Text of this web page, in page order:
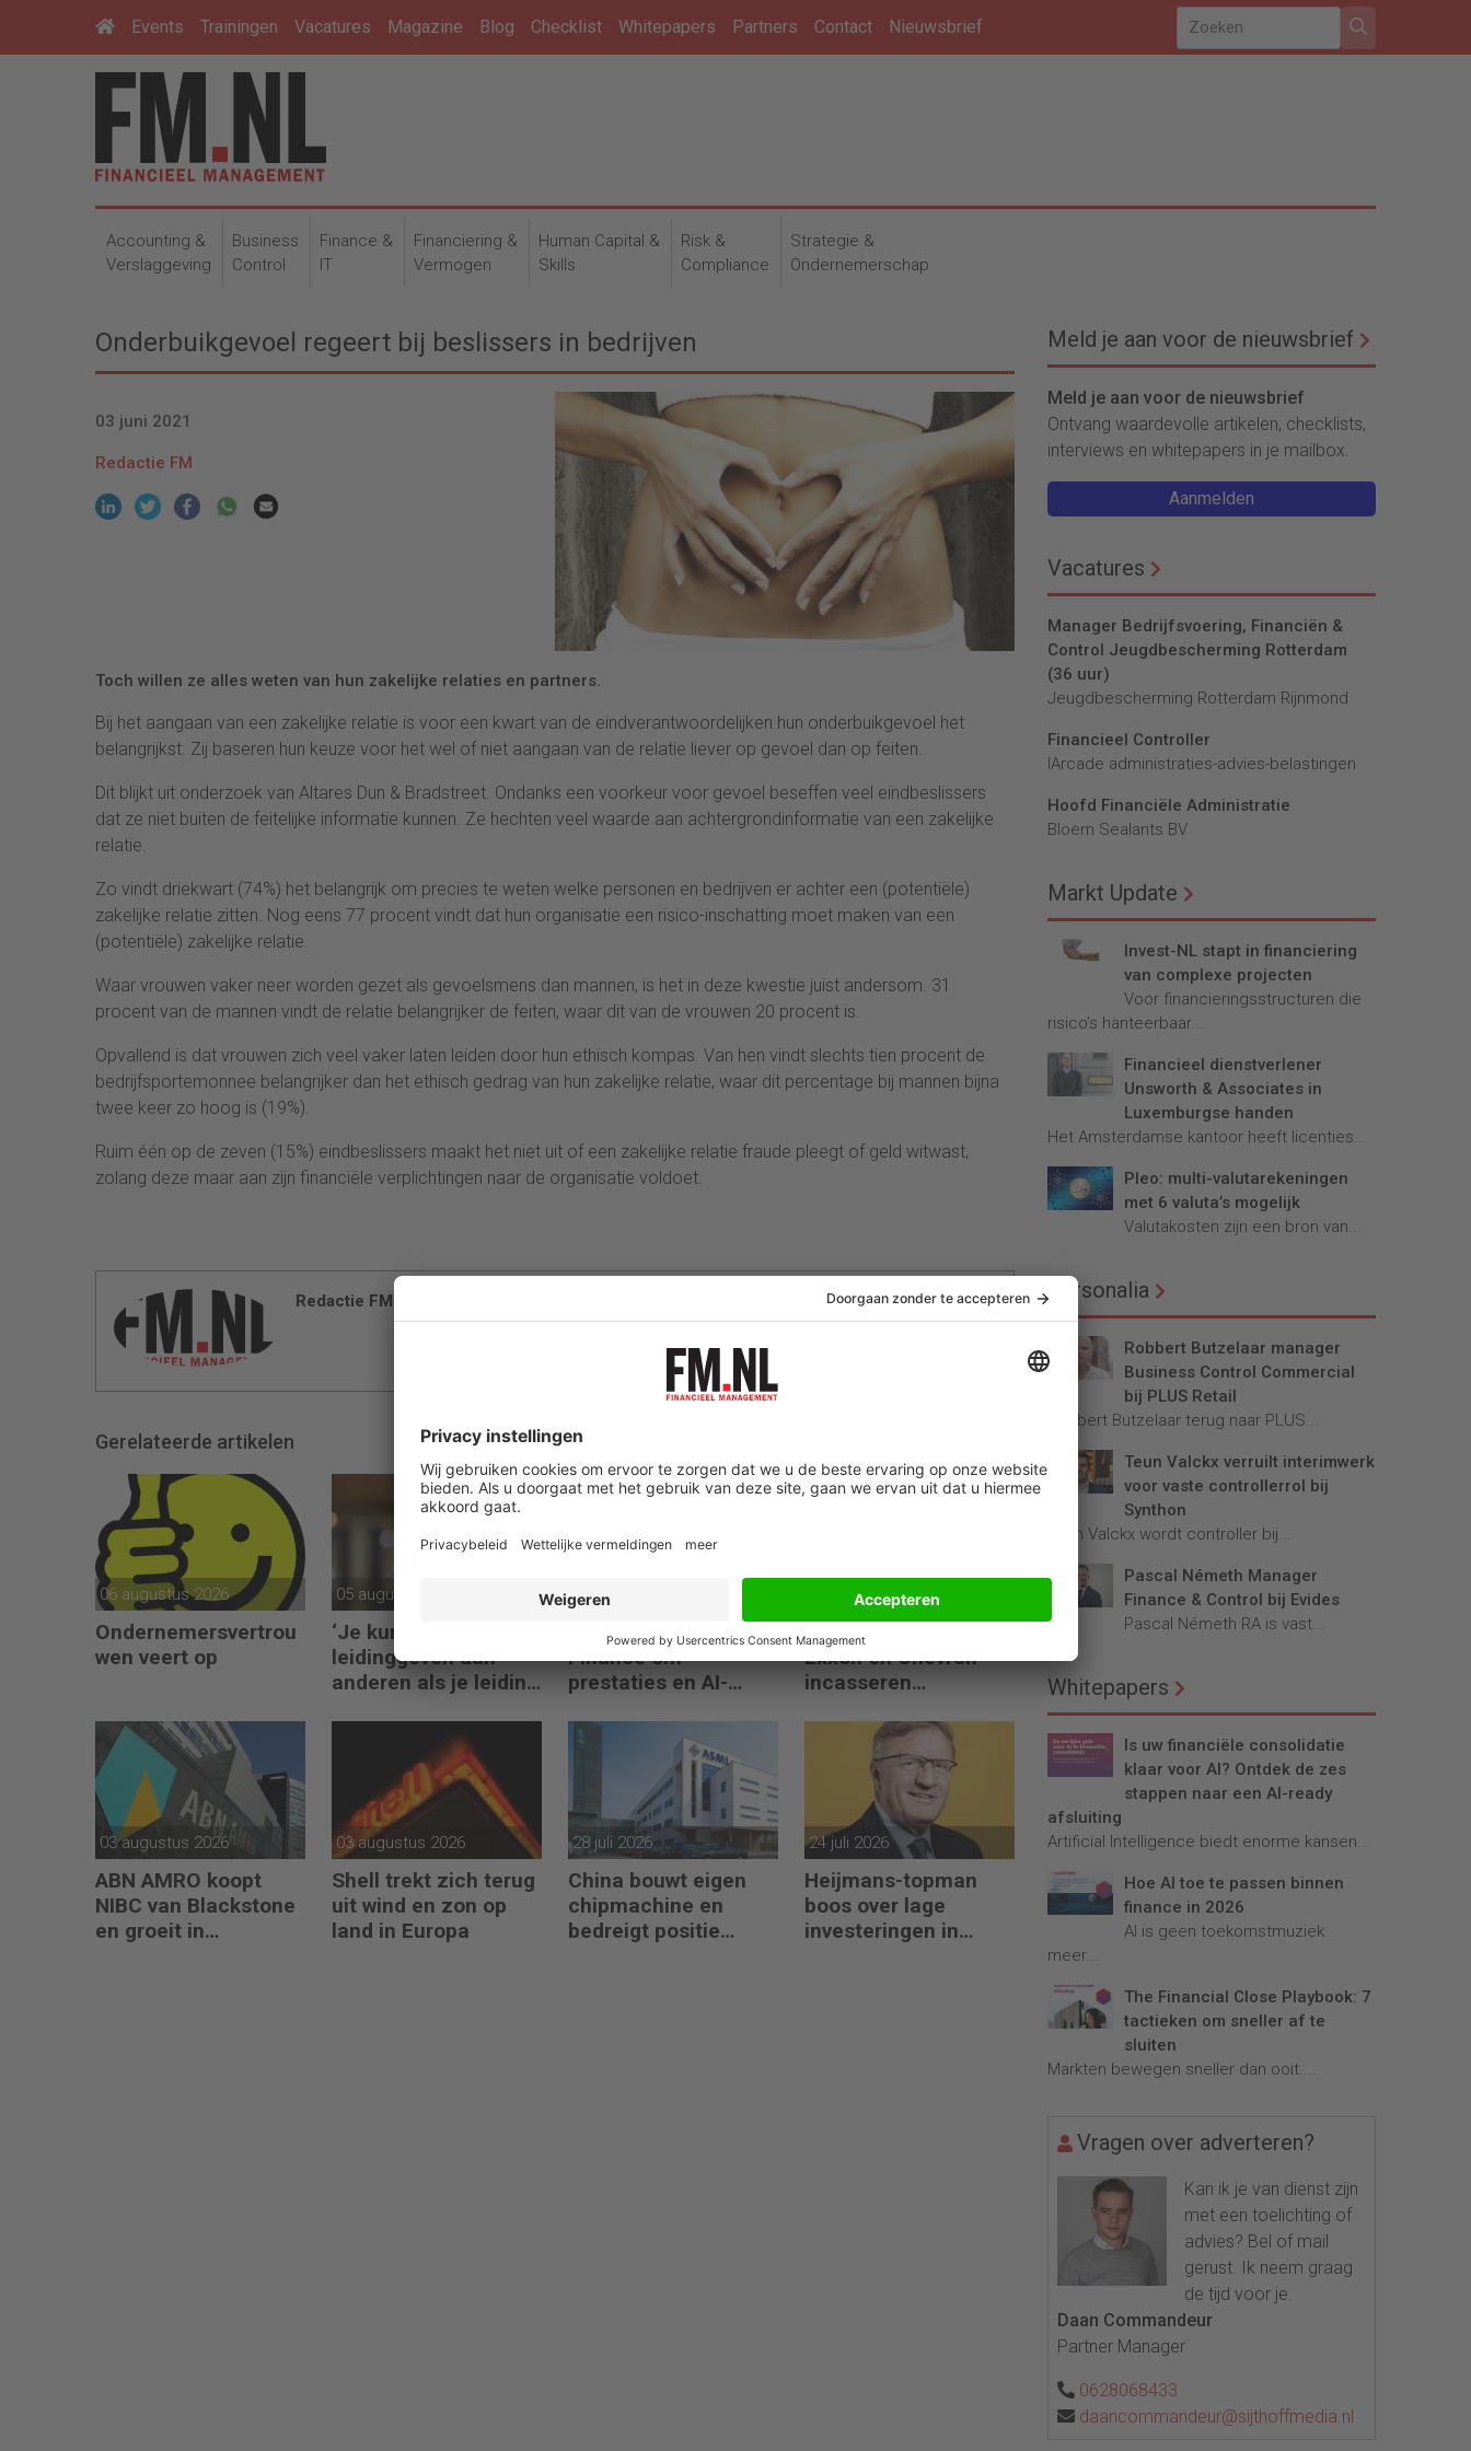
Events Trainingen Vacatures Magazine Blog Checklist Whitepapers Partners Contact Nieuwsbrief
Accounting &
Verslaggeving
Business
Control
Finance &
IT
Financiering &
Vermogen
Human Capital &
Skills
Risk &
Compliance
Strategie &
Ondernemerschap
Onderbuikgevoel regeert bij beslissers in bedrijven
03 juni 2021
Redactie FM
Toch willen ze alles weten van hun zakelijke relaties en partners.
Bij het aangaan van een zakelijke relatie is voor een kwart van de eindverantwoordelijken hun onderbuikgevoel het
belangrijkst. Zij baseren hun keuze voor het wel of niet aangaan van de relatie liever op gevoel dan op feiten.
Dit blijkt uit onderzoek van Altares Dun & Bradstreet. Ondanks een voorkeur voor gevoel beseffen veel eindbeslissers
dat ze niet buiten de feitelijke informatie kunnen. Ze hechten veel waarde aan achtergrondinformatie van een zakelijke
relatie.
Zo vindt driekwart (74%) het belangrijk om precies te weten welke personen en bedrijven er achter een (potentiële)
zakelijke relatie zitten. Nog eens 77 procent vindt dat hun organisatie een risico-inschatting moet maken van een
(potentiële) zakelijke relatie.
Waar vrouwen vaker neer worden gezet als gevoelsmens dan mannen, is het in deze kwestie juist andersom. 31
procent van de mannen vindt de relatie belangrijker de feiten, waar dit van de vrouwen 20 procent is.
Opvallend is dat vrouwen zich veel vaker laten leiden door hun ethisch kompas. Van hen vindt slechts tien procent de
bedrijfsportemonnee belangrijker dan het ethisch gedrag van hun zakelijke relatie, waar dit percentage bij mannen bijna
twee keer zo hoog is (19%).
Ruim één op de zeven (15%) eindbeslissers maakt het niet uit of een zakelijke relatie fraude pleegt of geld witwast,
zolang deze maar aan zijn financiële verplichtingen naar de organisatie voldoet.
Redactie FM
Gerelateerde artikelen
06 augustus 2026
Ondernemersvertrou
wen veert op
05 augustus 2026
‘Je kunt alleen
leidinggeven aan
anderen als je leiding
04 augustus 2026
Crisp zoekt Head of
Finance om
prestaties en AI-
03 augustus 2026
Oorlog stuwt olieprijs:
Exxon en Chevron
incasseren
03 augustus 2026
ABN AMRO koopt
NIBC van Blackstone
en groeit in
03 augustus 2026
Shell trekt zich terug
uit wind en zon op
land in Europa
28 juli 2026
China bouwt eigen
chipmachine en
bedreigt positie
24 juli 2026
Heijmans-topman
boos over lage
investeringen in
Meld je aan voor de nieuwsbrief
Meld je aan voor de nieuwsbrief
Ontvang waardevolle artikelen, checklists,
interviews en whitepapers in je mailbox.
Aanmelden
Vacatures
Manager Bedrijfsvoering, Financiën &
Control Jeugdbescherming Rotterdam
(36 uur)
Jeugdbescherming Rotterdam Rijnmond
Financieel Controller
lArcade administraties-advies-belastingen
Hoofd Financiële Administratie
Bloem Sealants BV
Markt Update
Invest-NL stapt in financiering
van complexe projecten
Voor financieringsstructuren die
risico’s hanteerbaar...
Financieel dienstverlener
Unsworth & Associates in
Luxemburgse handen
Het Amsterdamse kantoor heeft licenties...
Pleo: multi-valutarekeningen
met 6 valuta’s mogelijk
Valutakosten zijn een bron van...
Personalia
Robbert Butzelaar manager
Business Control Commercial
bij PLUS Retail
Robbert Butzelaar terug naar PLUS...
Teun Valckx verruilt interimwerk
voor vaste controllerrol bij
Synthon
Teun Valckx wordt controller bij...
Pascal Németh Manager
Finance & Control bij Evides
Pascal Németh RA is vast...
Whitepapers
Is uw financiële consolidatie
klaar voor AI? Ontdek de zes
stappen naar een AI-ready
afsluiting
Artificial Intelligence biedt enorme kansen...
Hoe AI toe te passen binnen
finance in 2026
AI is geen toekomstmuziek
meer...
The Financial Close Playbook: 7
tactieken om sneller af te
sluiten
Markten bewegen sneller dan ooit....
Vragen over adverteren?
Kan ik je van dienst zijn
met een toelichting of
advies? Bel of mail
gerust. Ik neem graag
de tijd voor je.
Daan Commandeur
Partner Manager
0628068433
daancommandeur@sijthoffmedia.nl